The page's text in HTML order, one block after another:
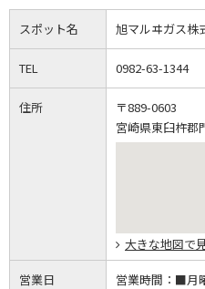
スポット名 旭マルヰガス株
TEL 0982-63-1344
住所
〒889-0603
宮崎県東臼杵郡
大きな地図で
営業日 営業時間： ■月